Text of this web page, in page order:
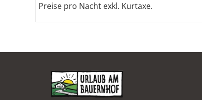
Preise pro Nacht exkl. Kurtaxe.